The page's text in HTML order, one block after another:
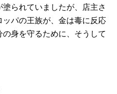
られていましたが、店主さ
パの王族が、金は毒に反応
身を守るために、そうして